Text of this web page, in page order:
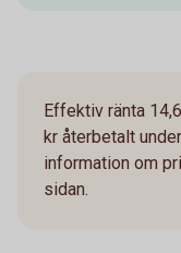
Effektiv ränta
kr återbetalt
information om
sidan.